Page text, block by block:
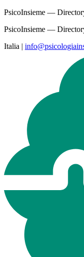
PsicoInsieme —
PsicoInsieme —
Italia |